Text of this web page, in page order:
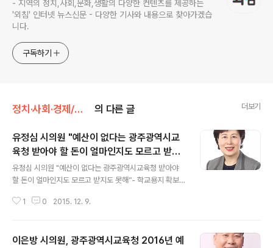
- 지역의 정치,사회,문화,생활의 다양한 컨텐츠를 제공하는
'외침' 인터넷 뉴스신문 - 다양한 기사와 내용으로 찾아가겠습
니다.
구독하기
정치·사회·경제/정치/사회 의 다른 글 더보기
유정심 시의원 "예산이 없다는 광주광역시교
육청 받아야 할 돈이 얼마인지도 모르고 받지
도 못해”
유정심 시의원 "예산이 없다는 광주광역시교육청 받아야
할 돈이 얼마인지도 모르고 받지도 못해”- 학교용지 확보
주광역시의회 교육위원장은 2015년 12월 8일 244회 제
교용지부담금 규모조차 파악을 못해 받을 돈도 못 받고 제
1 0 2015. 12. 9.
이은방 시의원, 광주광역시교육청 2016년 예